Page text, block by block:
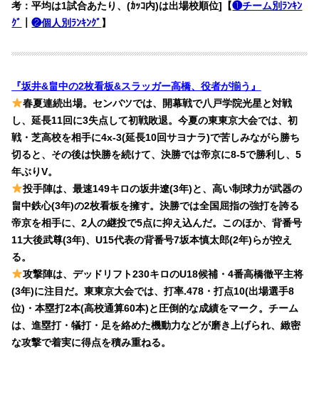
考：平均は1試合あたり、(ｶｯｺ内)は出場校順位]【❶チーム別ﾗﾝｷﾝ
ｸﾞ
｜❷個人別ﾗﾝｷﾝｸﾞ 】
『坂井&畠中の2枚看板&スラッガー高橋、役者が揃う』
春夏連続出場。センバツでは、開幕戦で八戸学院光星と対戦
し、延長11回に3失点して初戦敗退。今夏の東東京大会では、初
戦・芝高校を相手に4x-3(延長10回サヨナラ)で苦しみながら勝ち
切ると、その後は快勝を続けて、決勝では帝京に8-5で勝利し、5
年ぶりV。
投手陣は、最速149キロの坂井遼(3年)と、高い制球力が武器の
畠中鉄心(3年)の2枚看板を擁す。決勝では全国屈指の強打を誇る
帝京を相手に、2人の継投で5点に抑え込んだ。このほか、背番号
11大後武尊(3年)、U15代表の背番号7坂本慎太郎(2年)らが控え
る。
攻撃陣は、デッドリフト230キロのU18候補・4番高橋徹平主将
(3年)に注目だ。東東京大会では、打率.478・打点10(出場選手8
位)・本塁打2本(高校通算60本)と圧倒的な成績をマーク。チーム
は、進塁打・犠打・足を絡めた機動力などが磨き上げられ、緻密
な攻撃で着実に得点を積み重ねる。